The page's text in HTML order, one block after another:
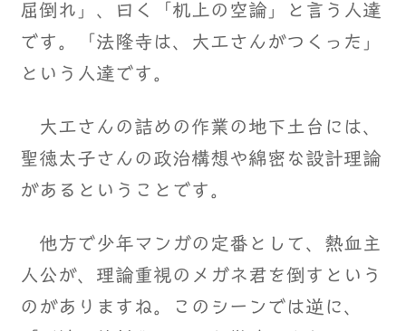
屈倒れ」、曰く「机上の空論」と言う人達
です。「法隆寺は、大工さんがつくった」
という人達です。
大工さんの詰めの作業の地下土台には、
聖徳太子さんの政治構想や綿密な設計理論
があるということです。
他方で少年マンガの定番として、熱血主
人公が、理論重視のメガネ君を倒すという
のがありますね。このシーンでは逆に、